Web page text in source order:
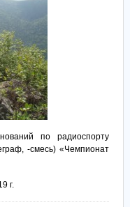
по радиоспорту
-смесь) «Чемпионат
г.